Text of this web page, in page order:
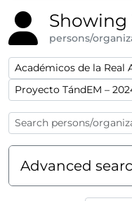
Showing
persons/
Remove filter:
Académicos de la Real
Remove filter:
Proyecto TándEM –
Advanced